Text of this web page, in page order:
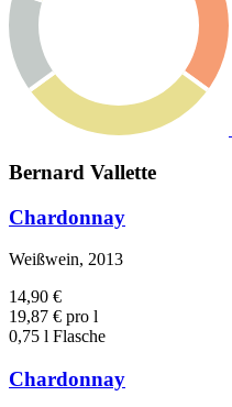
Bernard Vallette
Chardonnay
Weißwein, 2013
14,90 €
19,87 € pro l
0,75 l Flasche
Chardonnay